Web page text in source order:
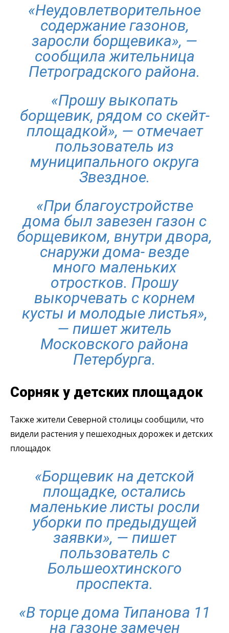
«Неудовлетворительное
содержание газонов,
заросли борщевика», —
сообщила жительница
Петроградского района.
«Прошу выкопать
борщевик, рядом со скейт-
площадкой», — отмечает
пользователь из
муниципального округа
Звездное.
«При благоустройстве
дома был завезен газон с
борщевиком, внутри двора,
снаружи дома- везде
много маленьких
отростков. Прошу
выкорчевать с корнем
кусты и молодые листья»,
— пишет житель
Московского района
Петербурга.
Сорняк у детских площадок
Также жители Северной столицы сообщили, что
видели растения у пешеходных дорожек и детских
площадок
«Борщевик на детской
площадке, остались
маленькие листы росли
уборки по предыдущей
заявки», — пишет
пользователь с
Большеохтинского
проспекта.
«В торце дома Типанова 11
на газоне замечен